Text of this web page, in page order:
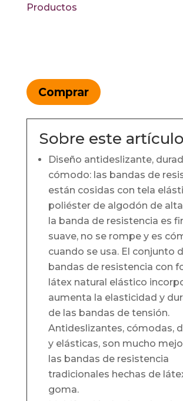
Productos
Comprar
Sobre este artículo
Diseño antideslizante,
cómodo: las bandas de
están cosidas con tela
poliéster de algodón de
la banda de resistencia es
suave, no se rompe y es
cuando se usa. El conjunto
bandas de resistencia con
látex natural elástico
aumenta la elasticidad y
de las bandas de tensión.
Antideslizantes, cómodas,
y elásticas, son mucho
las bandas de resistencia
tradicionales hechas de
goma.